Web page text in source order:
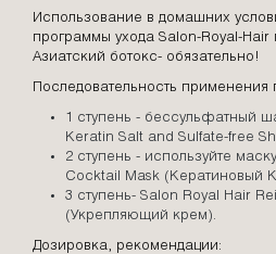
Использование в домашних
программы ухода Salon-Royal-Hair
Азиатский ботокс- обязательно!
Последовательность применения
1 ступень - бессульфатный
Keratin Salt and Sulfate-free
2 ступень - используйте
Cocktail Mask (Кератиновый
3 ступень- Salon Royal Hair
(Укрепляющий крем).
Дозировка, рекомендации: